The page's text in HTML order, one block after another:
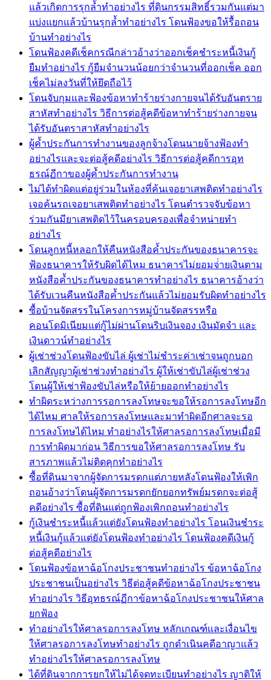
แล้วเกิดการรุกล้ำทำอย่างไร ที่ดินกรรมสิทธิ์รวมกันแต่มา
แบ่งแยกแล้วบ้านรุกล้ำทำอย่างไร โดนฟ้องขอให้รื้อถอน
บ้านทำอย่างไร
โดนฟ้องคดีเช็คกรณีกล่าวอ้างว่าออกเช็คชำระหนี้เงินกู้
ยืมทำอย่างไร กู้ยืมจำนวนน้อยกว่าจำนวนที่ออกเช็ค ออก
เช็คไม่ลงวันที่ให้ยึดถือไว้
โดนจับกุมและฟ้องข้อหาทำร้ายร่างกายจนได้รับอันตราย
สาหัสทำอย่างไร วิธีการต่อสู้คดีข้อหาทำร้ายร่างกายจน
ได้รับอันตราสาหัสทำอย่างไร
ผู้ค้ำประกันการทำงานของลูกจ้างโดนนายจ้างฟ้องทำ
อย่างไรและจะต่อสู้คดีอย่างไร วิธีการต่อสู้คดีการอุท
ธรณ์ฏีกาของผู้ค้ำประกันการทำงาน
ไม่ได้ทำผิดแต่อยู่ร่วมในห้องที่ค้นเจอยาเสพติดทำอย่างไร
เจอค้นรถเจอยาเสพติดทำอย่างไร โดนตำรวจจับข้อหา
ร่วมกันมียาเสพติดไว้ในครอบครองเพื่อจำหน่ายทำ
อย่างไร
โดนลูกหนี้หลอกให้คืนหนังสือค้ำประกันของธนาคารจะ
ฟ้องธนาคารให้รับผิดได้ไหม ธนาคารไม่ยอมจ่่ายเงินตาม
หนังสือค้ำประกันของธนาคารทำอย่างไร ธนาคารอ้างว่า
ได้รับเวนคืนหนังสือค้ำประกันแล้วไม่ยอมรับผิดทำอย่างไร
ซื้อบ้านจัดสรรในโครงการหมู่บ้านจัดสรรหรือ
คอนโดมิเนียมแต่กู้ไม่ผ่านโดนริบเงินจอง เงินมัดจำ และ
เงินดาวน์ทำอย่างไร
ผู้เช่าช่วงโดนฟ้องขับไล่ ผู้เช่าไม่ชำระค่าเช่าจนถูกบอก
เลิกสัญญาผู้เช่าช่วงทำอย่างไร ผู้ให้เช่าขับไล่ผู้เช่าช่วง
โดนผู้ให้เช่าฟ้องขับไล่หรือให้ย้ายออกทำอย่างไร
ทำผิดระหว่างการรอการลงโทษจะขอให้รอการลงโทษอีก
ได้ไหม ศาลให้รอการลงโทษและมาทำผิดอีกศาลจะรอ
การลงโทษได้ไหม ทำอย่างไรให้ศาลรอการลงโทษเมื่อมี
การทำผิดมาก่อน วิธีการขอให้ศาลรอการลงโทษ รับ
สารภาพแล้วไม่ติดคุกทำอย่างไร
ซื้อที่ดินมาจากผู้จัดการมรดกแต่ภายหลังโดนฟ้องให้เพิก
ถอนอ้างว่าโดนผู้จัดการมรดกยักยอกทรัพย์มรดกจะต่อสู้
คดีอย่างไร ซื้อที่ดินแต่ถูกฟ้องเพิกถอนทำอย่างไร
กู้เงินชำระหนี้แล้วแต่ยังโดนฟ้องทำอย่างไร โอนเงินชำระ
หนี้เงินกู้แล้วแต่ยังโดนฟ้องทำอย่างไร โดนฟ้องคดีเงินกู้
ต่อสู้คดีอย่างไร
โดนฟ้องข้อหาฉ้อโกงประชาชนทำอย่างไร ข้อหาฉ้อโกง
ประชาชนเป็นอย่างไร วิธีต่อสู้คดีข้อหาฉ้อโกงประชาชน
ทำอย่างไร วิธีอุทธรณ์ฏีกาข้อหาฉ้อโกงประชาชนให้ศาล
ยกฟ้อง
ทำอย่างไรให้ศาลรอการลงโทษ หลักเกณฑ์และเงื่อนไข
ให้ศาลรอการลงโทษทำอย่างไร ถูกดำเนินคดีอาญาแล้ว
ทำอย่างไรให้ศาลรอการลงโทษ
ได้ที่ดินจากการยกให้ไม่ได้จดทะเบียนทำอย่างไร ญาติให้